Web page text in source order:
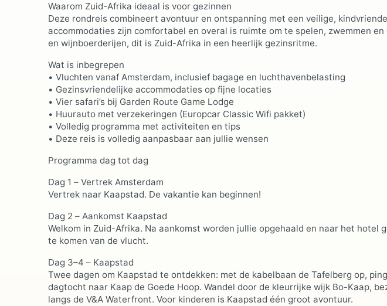
Waarom Zuid-Afrika ideaal is voor gezinnen
Deze rondreis combineert avontuur en ontspanning met een veilige,
accommodaties zijn comfortabel en overal is ruimte om te spelen, zwemmen
en wijnboerderijen, dit is Zuid-Afrika in een heerlijk gezinsritme.
Wat is inbegrepen
• Vluchten vanaf Amsterdam, inclusief bagage en luchthavenbelasting
• Gezinsvriendelijke accommodaties op fijne locaties
• Vier safari’s bij Garden Route Game Lodge
• Huurauto met verzekeringen (Europcar Classic Wifi pakket)
• Volledig programma met activiteiten en tips
• Deze reis is volledig aanpasbaar aan jullie wensen
Programma dag tot dag
Dag 1 – Vertrek Amsterdam
Vertrek naar Kaapstad. De vakantie kan beginnen!
Dag 2 – Aankomst Kaapstad
Welkom in Zuid-Afrika. Na aankomst worden jullie opgehaald en naar het hotel
te komen van de vlucht.
Dag 3–4 – Kaapstad
Twee dagen om Kaapstad te ontdekken: met de kabelbaan de Tafelberg op,
dagtocht naar Kaap de Goede Hoop. Wandel door de kleurrijke wijk Bo-Kaap,
langs de V&A Waterfront. Voor kinderen is Kaapstad één groot avontuur.